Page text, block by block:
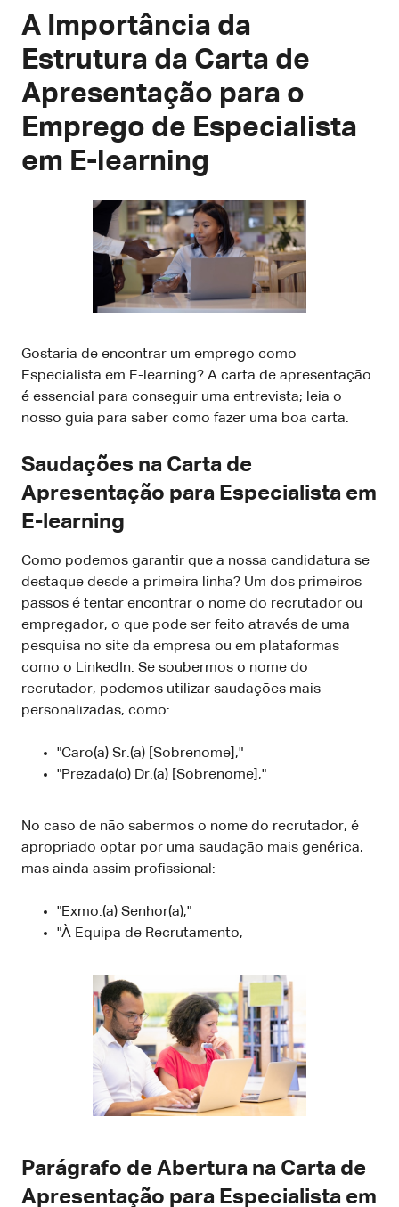
A Importância da
Estrutura da Carta de
Apresentação para o
Emprego de Especialista
em E-learning
Gostaria de encontrar um emprego como
Especialista em E-learning? A carta de apresentação
é essencial para conseguir uma entrevista; leia o
nosso guia para saber como fazer uma boa carta.
Saudações na Carta de
Apresentação para Especialista em
E-learning
Como podemos garantir que a nossa candidatura se
destaque desde a primeira linha? Um dos primeiros
passos é tentar encontrar o nome do recrutador ou
empregador, o que pode ser feito através de uma
pesquisa no site da empresa ou em plataformas
como o LinkedIn. Se soubermos o nome do
recrutador, podemos utilizar saudações mais
personalizadas, como:
"Caro(a) Sr.(a) [Sobrenome],"
"Prezada(o) Dr.(a) [Sobrenome],"
No caso de não sabermos o nome do recrutador, é
apropriado optar por uma saudação mais genérica,
mas ainda assim profissional:
"Exmo.(a) Senhor(a),"
"À Equipa de Recrutamento,
Parágrafo de Abertura na Carta de
Apresentação para Especialista em